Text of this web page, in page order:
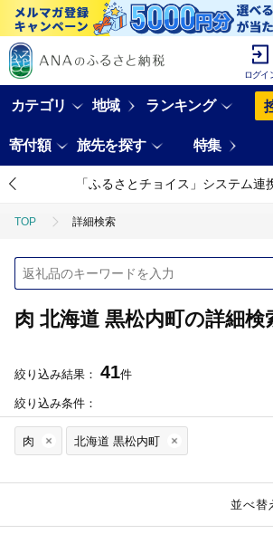
ログイ
カテゴリ 地域 ランキング
寄付額 旅先を探す 特集
「ふるさとチョイス」システム連
TOP 詳細検索
肉 北海道 黒松内町の詳細検
絞り込み結果： 41件
絞り込み条件：
肉 北海道 黒松内町
並べ替